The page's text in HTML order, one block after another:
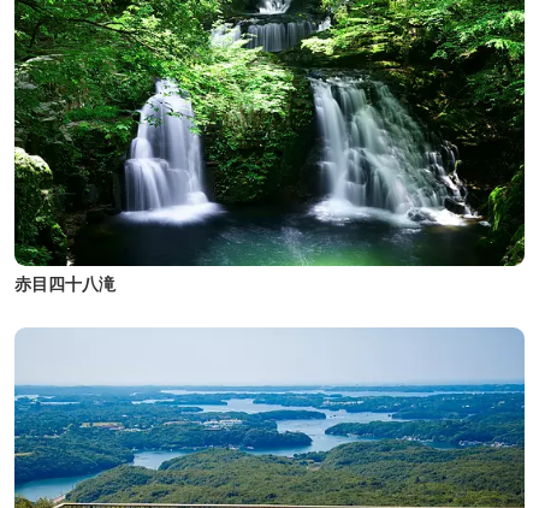
赤目四十八滝